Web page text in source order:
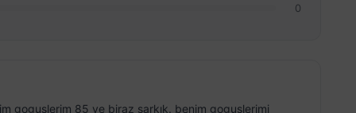
0
goguslerim 85 ve biraz sarkık. benim goguslerimi